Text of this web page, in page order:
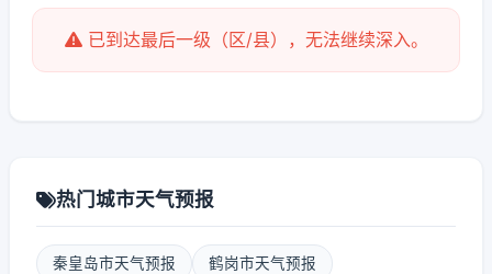
已到达最后一级（区/县），无法继续深入。
热门城市天气预报
秦皇岛市天气预报 鹤岗市天气预报